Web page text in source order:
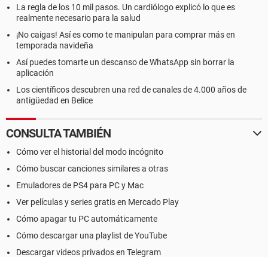
La regla de los 10 mil pasos. Un cardiólogo explicó lo que es
realmente necesario para la salud
¡No caigas! Así es como te manipulan para comprar más en
temporada navideña
Así puedes tomarte un descanso de WhatsApp sin borrar la
aplicación
Los científicos descubren una red de canales de 4.000 años de
antigüedad en Belice
CONSULTA TAMBIÉN
Cómo ver el historial del modo incógnito
Cómo buscar canciones similares a otras
Emuladores de PS4 para PC y Mac
Ver películas y series gratis en Mercado Play
Cómo apagar tu PC automáticamente
Cómo descargar una playlist de YouTube
Descargar videos privados en Telegram